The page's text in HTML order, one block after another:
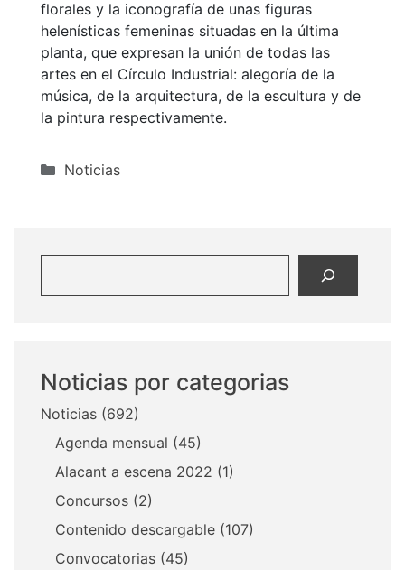
florales y la iconografía de unas figuras
helenísticas femeninas situadas en la última
planta, que expresan la unión de todas las
artes en el Círculo Industrial: alegoría de la
música, de la arquitectura, de la escultura y de
la pintura respectivamente.
Categorías
Noticias
Noticias por categorias
Noticias (692)
Agenda mensual (45)
Alacant a escena 2022 (1)
Concursos (2)
Contenido descargable (107)
Convocatorias (45)